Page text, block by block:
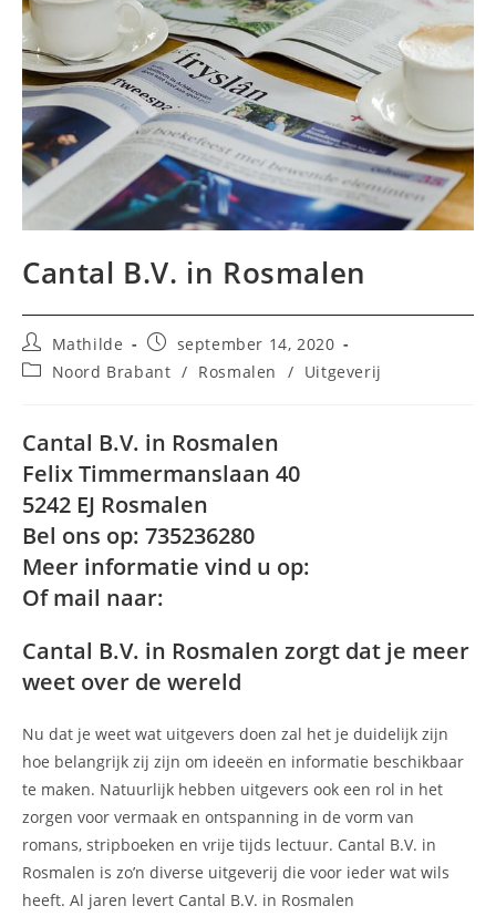
Cantal B.V. in Rosmalen
Bericht
auteur:
Mathilde
Bericht
gepubliceerd
op:
september 14, 2020
Berichtcategorie:
Noord Brabant / Rosmalen / Uitgeverij
Cantal B.V. in Rosmalen
Felix Timmermanslaan 40
5242 EJ Rosmalen
Bel ons op: 735236280
Meer informatie vind u op:
Of mail naar:
Cantal B.V. in Rosmalen zorgt dat je meer
weet over de wereld
Nu dat je weet wat uitgevers doen zal het je duidelijk zijn
hoe belangrijk zij zijn om ideeën en informatie beschikbaar
te maken. Natuurlijk hebben uitgevers ook een rol in het
zorgen voor vermaak en ontspanning in de vorm van
romans, stripboeken en vrije tijds lectuur. Cantal B.V. in
Rosmalen is zo’n diverse uitgeverij die voor ieder wat wils
heeft. Al jaren levert Cantal B.V. in Rosmalen